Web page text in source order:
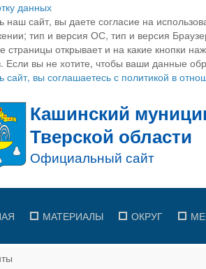
данных
наш сайт, вы даете согласие на
тип и версия ОС, тип и версия
страницы открывает и на какие кнопки
Если вы не хотите, чтобы ваши данные
сайт, вы соглашаетесь с политикой в
МАТЕРИАЛЫ ОКРУГ